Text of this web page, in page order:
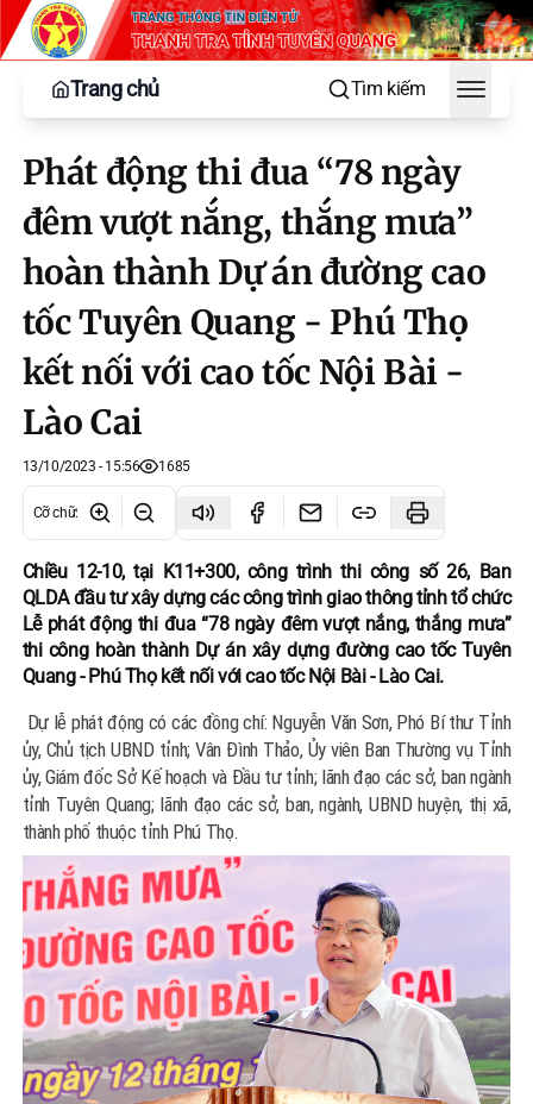
Trang chủ Tìm kiếm
Toggle
Phát động thi đua “78 ngày
đêm vượt nắng, thắng mưa”
hoàn thành Dự án đường cao
tốc Tuyên Quang - Phú Thọ
kết nối với cao tốc Nội Bài -
Lào Cai
13/10/2023 - 15:56 1685
Cỡ chữ:
Chiều 12-10, tại K11+300, công trình thi công số 26, Ban
QLDA đầu tư xây dựng các công trình giao thông tỉnh tổ chức
Lễ phát động thi đua “78 ngày đêm vượt nắng, thắng mưa”
thi công hoàn thành Dự án xây dựng đường cao tốc Tuyên
Quang - Phú Thọ kết nối với cao tốc Nội Bài - Lào Cai.
Dự lễ phát động có các đồng chí: Nguyễn Văn Sơn, Phó Bí thư Tỉnh
ủy, Chủ tịch UBND tỉnh; Vân Đình Thảo, Ủy viên Ban Thường vụ Tỉnh
ủy, Giám đốc Sở Kế hoạch và Đầu tư tỉnh; lãnh đạo các sở, ban ngành
tỉnh Tuyên Quang; lãnh đạo các sở, ban, ngành, UBND huyện, thị xã,
thành phố thuộc tỉnh Phú Thọ.